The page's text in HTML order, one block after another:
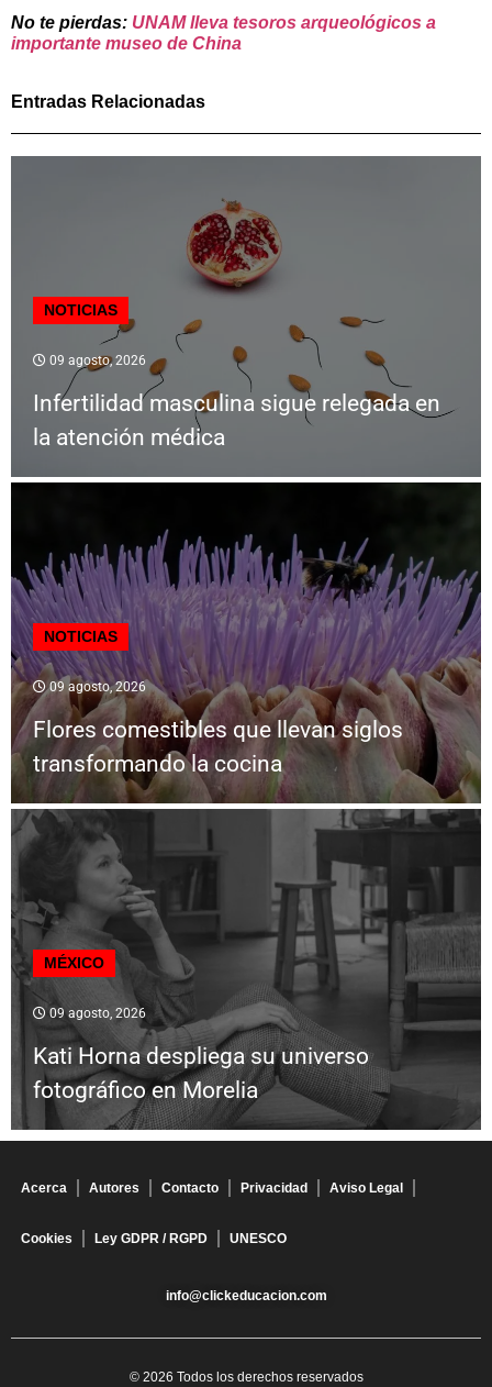
No te pierdas: UNAM lleva tesoros arqueológicos a
importante museo de China
Entradas Relacionadas
NOTICIAS
09 agosto, 2026
Infertilidad masculina sigue relegada en
la atención médica
NOTICIAS
09 agosto, 2026
Flores comestibles que llevan siglos
transformando la cocina
MÉXICO
09 agosto, 2026
Kati Horna despliega su universo
fotográfico en Morelia
Acerca Autores Contacto Privacidad Aviso Legal
Cookies Ley GDPR / RGPD UNESCO
info@clickeducacion.com
© 2026 Todos los derechos reservados